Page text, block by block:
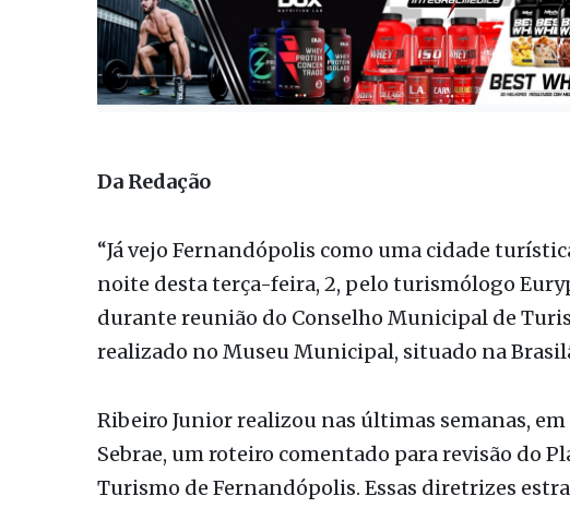
Da Redação
“Já vejo Fernandópolis como uma cidade
noite desta terça-feira, 2, pelo turismólogo
realizado no Museu Municipal, situado na
Ribeiro Junior realizou nas últimas semanas,